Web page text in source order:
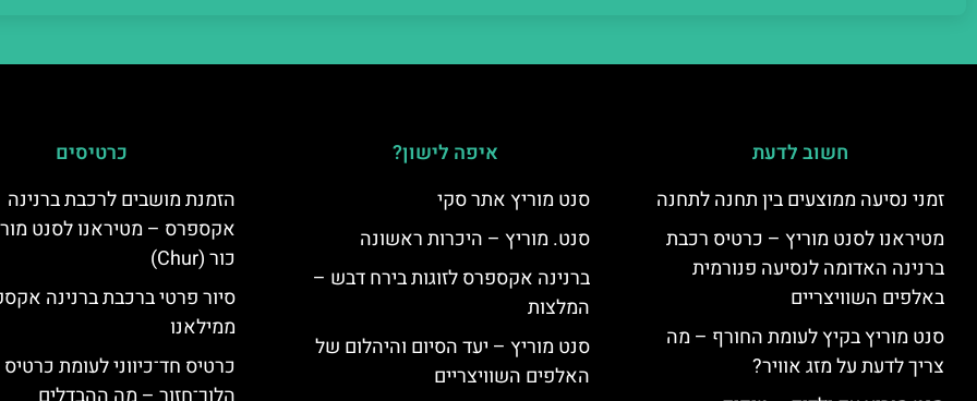
חשוב לדעת
זמני נסיעה ממוצעים בין תחנה לתחנה
מטיראנו לסנט מוריץ – כרטיס רכבת
ברנינה האדומה לנסיעה פנורמית
באלפים השוויצריים
סנט מוריץ בקיץ לעומת החורף – מה
צריך לדעת על מזג אוויר?
איפה לישון?
סנט מוריץ אתר סקי
סנט. מוריץ – היכרות ראשונה
ברנינה אקספרס לזוגות בירח דבש –
המלצות
סנט מוריץ – יעד הסיום והיהלום של
האלפים השוויצריים
כרטיסים
הזמנת מושבים לרכבת ברנינה
אקספרס – מטיראנו לסנט
כור (Chur)
סיור פרטי ברכבת ברנינה
ממילאנו
כרטיס חד־כיווני לעומת כרטיס